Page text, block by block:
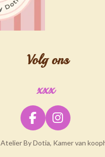
Volg ons
xxx
F
c
I
s
Atelier By Dotia, Kamer van